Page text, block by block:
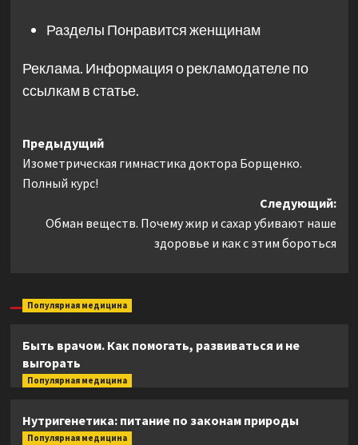
Разделы Понравится женщинам
Реклама. Информация о рекламодателе по
ссылкам в статье.
Навигация
записи
Предыдущий
Изометрическая гимнастика доктора Борщенко.
Полный курс!
Следующий:
Обман веществ. Почему жир и сахар убивают наше
здоровье и как с этим бороться
Популярная медицина
Быть врачом. Как помогать, развиваться и не
выгорать
Популярная медицина
Нутригенетика: питание по законам природы
Популярная медицина